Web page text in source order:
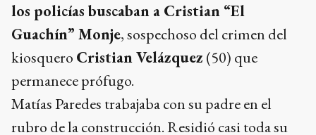
los policías buscaban a Cristian “El
Guachín” Monje, sospechoso del crimen del
kiosquero Cristian Velázquez (50) que
permanece prófugo.
Matías Paredes trabajaba con su padre en el
rubro de la construcción. Residió casi toda su